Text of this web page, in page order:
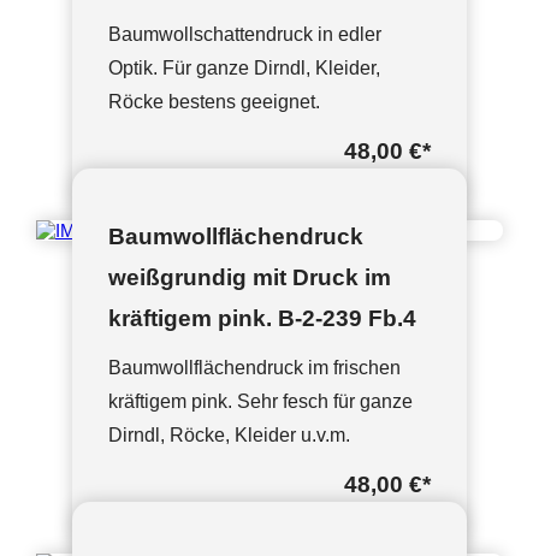
Baumwollschattendruck in edler
Optik. Für ganze Dirndl, Kleider,
Röcke bestens geeignet.
48,00 €*
Baumwollflächendruck
weißgrundig mit Druck im
kräftigem pink. B-2-239 Fb.4
Baumwollflächendruck im frischen
kräftigem pink. Sehr fesch für ganze
Dirndl, Röcke, Kleider u.v.m.
48,00 €*